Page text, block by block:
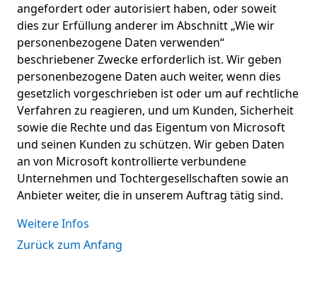
angefordert oder autorisiert haben, oder soweit
dies zur Erfüllung anderer im Abschnitt „Wie wir
personenbezogene Daten verwenden“
beschriebener Zwecke erforderlich ist. Wir geben
personenbezogene Daten auch weiter, wenn dies
gesetzlich vorgeschrieben ist oder um auf rechtliche
Verfahren zu reagieren, und um Kunden, Sicherheit
sowie die Rechte und das Eigentum von Microsoft
und seinen Kunden zu schützen. Wir geben Daten
an von Microsoft kontrollierte verbundene
Unternehmen und Tochtergesellschaften sowie an
Anbieter weiter, die in unserem Auftrag tätig sind.
Weitere Infos
Zurück zum Anfang